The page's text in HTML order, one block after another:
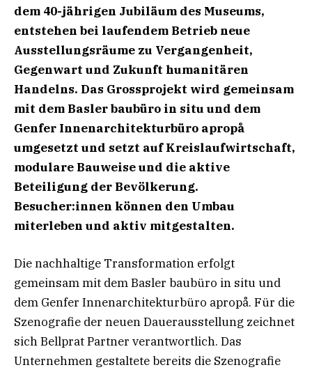
dem 40-jährigen Jubiläum des Museums,
entstehen bei laufendem Betrieb neue
Ausstellungsräume zu Vergangenheit,
Gegenwart und Zukunft humanitären
Handelns. Das Grossprojekt wird gemeinsam
mit dem Basler baubüro in situ und dem
Genfer Innenarchitekturbüro apropå
umgesetzt und setzt auf Kreislaufwirtschaft,
modulare Bauweise und die aktive
Beteiligung der Bevölkerung.
Besucher:innen können den Umbau
miterleben und aktiv mitgestalten.
Die nachhaltige Transformation erfolgt
gemeinsam mit dem Basler baubüro in situ und
dem Genfer Innenarchitekturbüro apropå. Für die
Szenografie der neuen Dauerausstellung zeichnet
sich Bellprat Partner verantwortlich. Das
Unternehmen gestaltete bereits die Szenografie